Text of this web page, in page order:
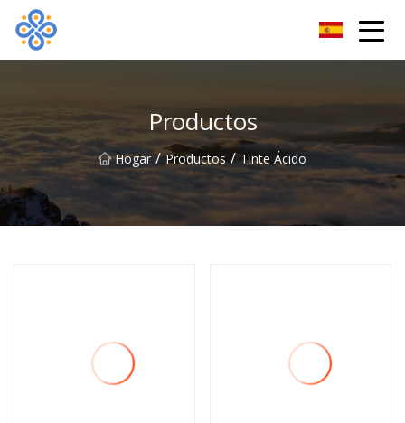
Productos
Hogar / Productos / Tinte Ácido